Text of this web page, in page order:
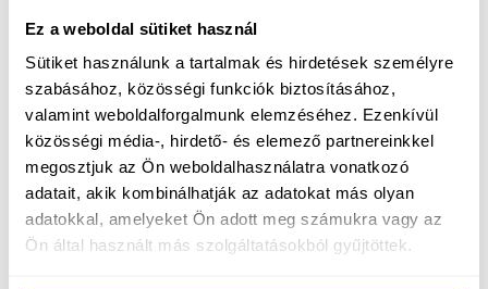
Ez a weboldal sütiket használ
Sütiket használunk a tartalmak és hirdetések személyre
szabásához, közösségi funkciók biztosításához,
valamint weboldalforgalmunk elemzéséhez. Ezenkívül
közösségi média-, hirdető- és elemező partnereinkkel
megosztjuk az Ön weboldalhasználatra vonatkozó
adatait, akik kombinálhatják az adatokat más olyan
adatokkal, amelyeket Ön adott meg számukra vagy az
Ön által használt más szolgáltatásokból gyűjtöttek.
támogatásán.
Nevéhez fűződik a Van Helyed rendszer
létrehozása, amely az oktatás, a szociális
ellátás és az egészségügy összehangolásával
segíti a hátrányos helyzetű gyermekeket és
családokat. Ez a tapasztalat kulcsfontosságú
lehet egy olyan társadalompolitikai modell
kialakításában, amely valóban az